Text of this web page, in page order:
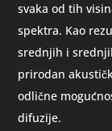
svaka od tih
spektra. Kao
srednjih i
prirodan
odlične
difuzije.